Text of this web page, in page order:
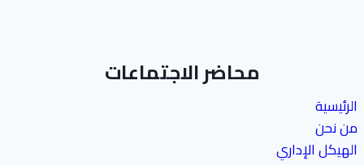
الرئيسية
من نحن
الهيكل الإداري
محاضر الاجتماعات